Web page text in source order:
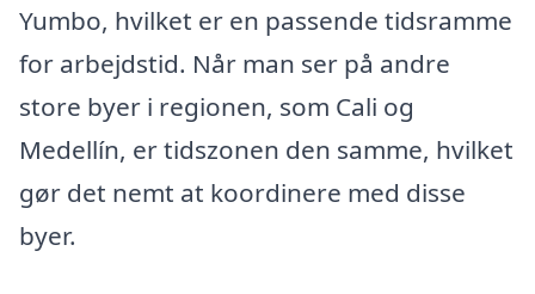
Yumbo, hvilket er en passende tidsramme
for arbejdstid. Når man ser på andre
store byer i regionen, som Cali og
Medellín, er tidszonen den samme, hvilket
gør det nemt at koordinere med disse
byer.